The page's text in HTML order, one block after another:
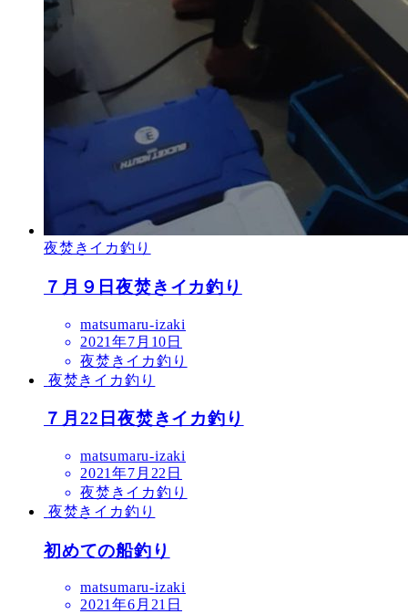
夜焚きイカ釣り
７月９日夜焚きイカ釣り
matsumaru-izaki
2021年7月10日
夜焚きイカ釣り
夜焚きイカ釣り
７月22日夜焚きイカ釣り
matsumaru-izaki
2021年7月22日
夜焚きイカ釣り
夜焚きイカ釣り
初めての船釣り
matsumaru-izaki
2021年6月21日